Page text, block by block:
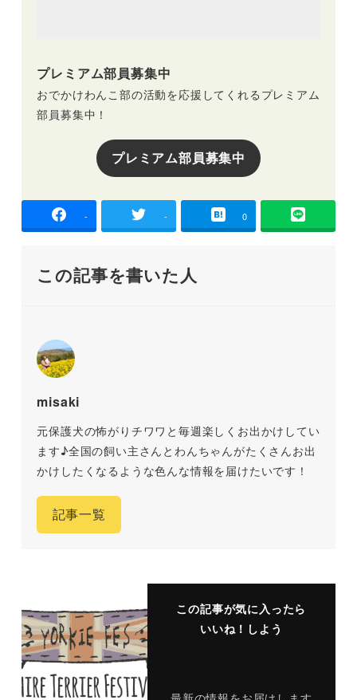
プレミアム部員募集中
おでかけわんこ部の活動を応援してくれるプレミアム
部員募集中！
プレミアム部員募集中
- - 0
この記事を書いた人
misaki
元保護犬の怖がりチワワと毎週楽しくお出かけしてい
ます♪全国の飼い主さんとわんちゃんがたくさんお出
かけしたくなるような色んな情報を届けたいです！
記事一覧
この記事が気に入ったら
いいね！しよう